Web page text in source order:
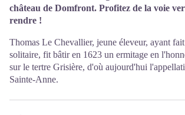
château de Domfront. Profitez de la voie
rendre !
Thomas Le Chevallier, jeune éleveur, ayant
solitaire, fit bâtir en 1623 un ermitage en
sur le tertre Grisière, d'où aujourd'hui
Sainte-Anne.